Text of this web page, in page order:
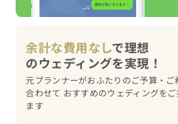
れていて、新婦様は終始笑顔で
おふたりからご両親様へファミ
そのあとはご両親からおふたり
皆さん感動され涙を流されてお
・人前式
余計な費用なしで理想
元プランナーがおふたりのご予算・ご
合わせて おすすめのウェディングをご
ます